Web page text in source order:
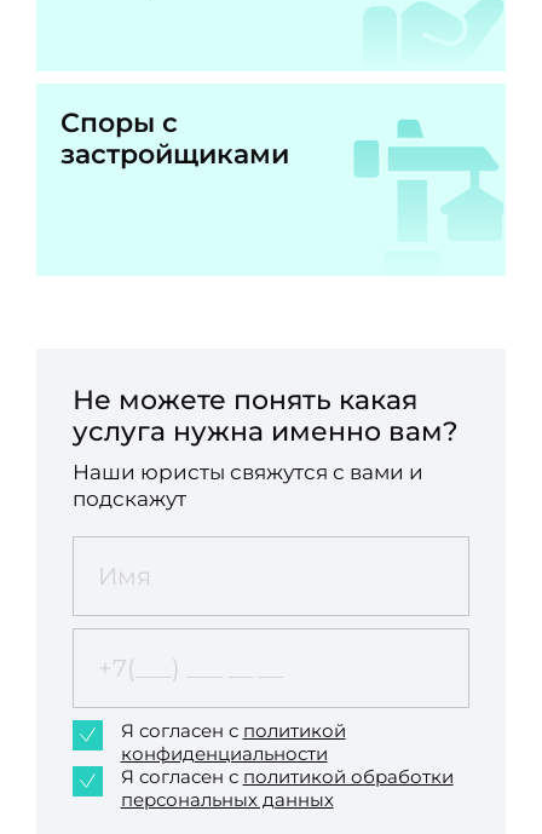
Споры с
застройщиками
Не можете понять какая
услуга нужна именно вам?
Наши юристы свяжутся с вами и
подскажут
Я согласен с политикой
конфиденциальности
Я согласен с политикой обработки
персональных данных